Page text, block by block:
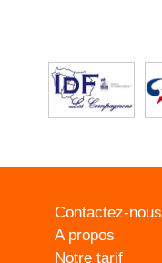
Contactez-nous
A propos
Notre tarif